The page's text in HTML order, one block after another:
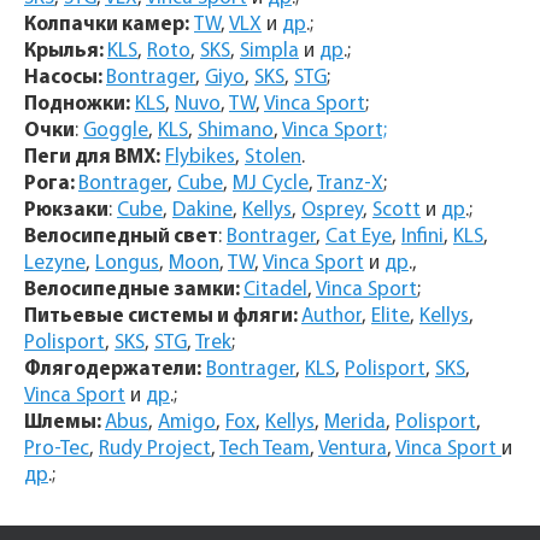
Колпачки камер: TW, VLX и др.;
Крылья: KLS, Roto, SKS, Simpla и др.;
Насосы: Bontrager, Giyo, SKS, STG;
Подножки: KLS, Nuvo, TW, Vinca Sport;
Очки: Goggle, KLS, Shimano, Vinca Sport;
Пеги для BMX: Flybikes, Stolen.
Рога: Bontrager, Cube, MJ Cycle, Tranz-X;
Рюкзаки: Cube, Dakine, Kellys, Osprey, Scott и др.;
Велосипедный свет: Bontrager, Cat Eye, Infini, KLS,
Lezyne, Longus, Moon, TW, Vinca Sport и др.,
Велосипедные замки: Citadel , Vinca Sport;
Питьевые системы и фляги:Author, Elite, Kellys,
Polisport, SKS, STG, Trek;
Флягодержатели: Bontrager, KLS, Polisport, SKS,
Vinca Sport и др.;
Шлемы:Abus, Amigo, Fox, Kellys, Merida, Polisport,
Pro-Tec, Rudy Project, Tech Team, Ventura, Vinca Sport и
др.;